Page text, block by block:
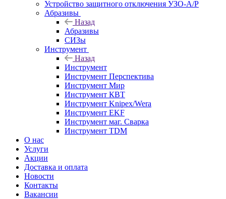
Устройство защитного отключения УЗО-А/Р
Абразивы
Назад
Абразивы
СИЗы
Инструмент
Назад
Инструмент
Инструмент Перспектива
Инструмент Мир
Инструмент КВТ
Инструмент Knipex/Wera
Инструмент EKF
Инструмент маг. Сварка
Инструмент TDM
О нас
Услуги
Акции
Доставка и оплата
Новости
Контакты
Вакансии